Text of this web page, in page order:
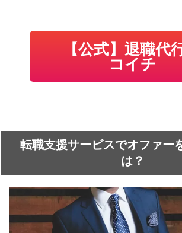
【公式】退職代
コイチ
転職支援サービスでオファー
は？